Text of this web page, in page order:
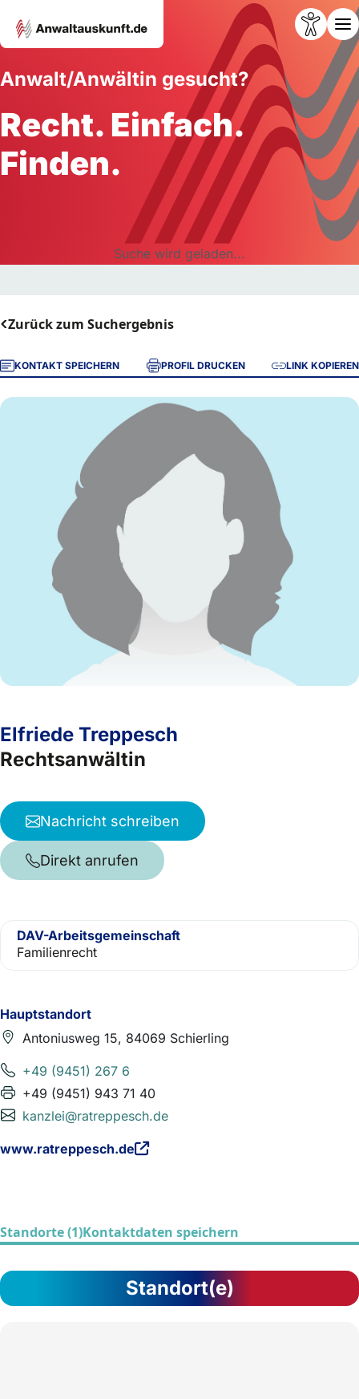
Anwalt/Anwältin gesucht?
Recht. Einfach.
Finden.
Suche wird geladen...
Zurück zum Suchergebnis
KONTAKT SPEICHERN PROFIL DRUCKEN LINK KOPIEREN
Hauptstandort
Antoniusweg 15, 84069 Schierling
+49 (9451) 267 6
+49 (9451) 943 71 40
kanzlei@ratreppesch.de
www.ratreppesch.de
Elfriede Treppesch
Rechtsanwältin
Nachricht schreiben
Direkt anrufen
DAV-Arbeitsgemeinschaft
Familienrecht
Standorte (1)Kontaktdaten speichern
Standort(e)